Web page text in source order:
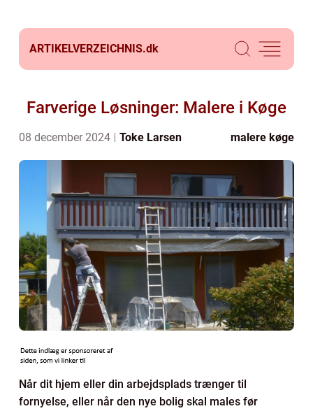
ARTIKELVERZEICHNIS.dk
Farverige Løsninger: Malere i Køge
08 december 2024 Toke Larsen malere køge
Når dit hjem eller din arbejdsplads trænger til
fornyelse, eller når den nye bolig skal males før